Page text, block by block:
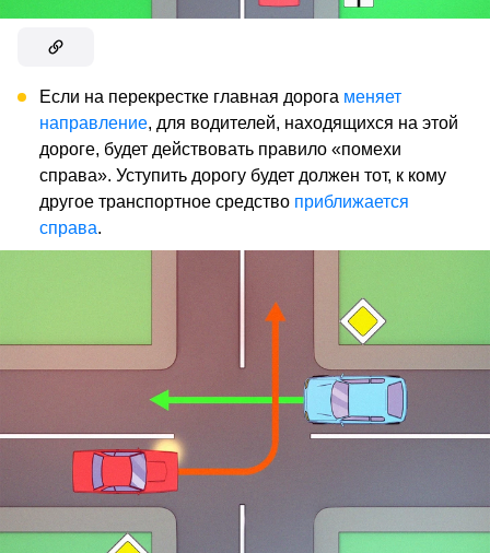
Если на перекрестке главная дорога меняет
направление, для водителей, находящихся на этой
дороге, будет действовать правило «помехи
справа». Уступить дорогу будет должен тот, к кому
другое транспортное средство приближается
справа.